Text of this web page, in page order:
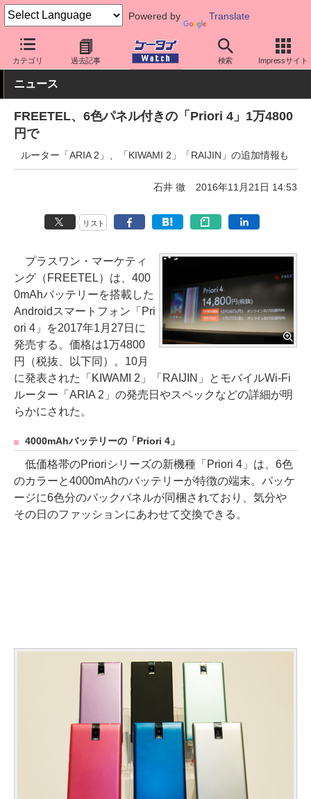
Powered by Translate
カテゴリ 過去記事 検索 Impressサイト
ケータイ Watch 格安スマホ/格安SIM 格安スマホ/SIMフリースマ
ニュース
FREETEL、6色パネル付きの「Priori 4」1万4800
円で
ルーター「ARIA 2」、「KIWAMI 2」「RAIJIN」の追加情報も
石井 徹 2016年11月21日 14:53
リスト
プラスワン・マーケティ
ング（FREETEL）は、400
0mAhバッテリーを搭載した
Androidスマートフォン「Pri
ori 4」を2017年1月27日に
発売する。価格は1万4800
円（税抜、以下同）。10月
に発表された「KIWAMI 2」「RAIJIN」とモバイルWi-Fi
ルーター「ARIA 2」の発売日やスペックなどの詳細が明
らかにされた。
4000mAhバッテリーの「Priori 4」
低価格帯のPrioriシリーズの新機種「Priori 4」は、6色
のカラーと4000mAhのバッテリーが特徴の端末。パッケ
ージに6色分のバックパネルが同梱されており、気分や
その日のファッションにあわせて交換できる。